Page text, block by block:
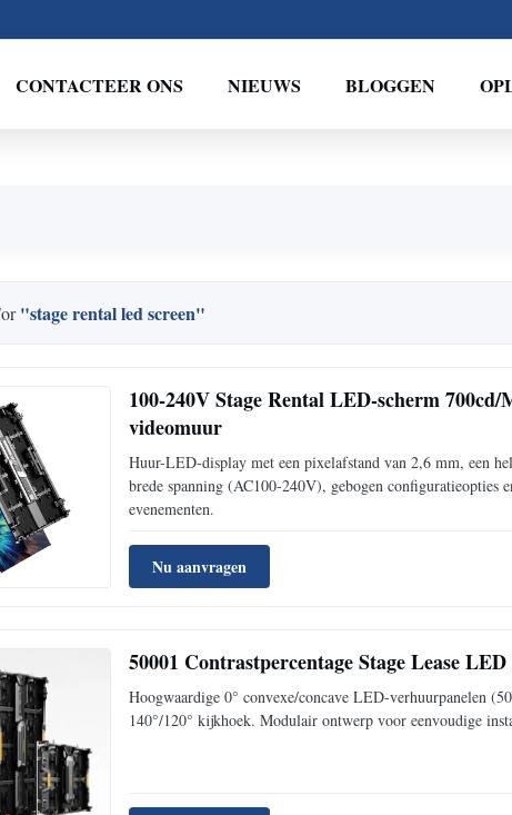
CONTACTEER ONS NIEUWS BLOGGEN
"stage rental led screen"
100-240V Stage Rental LED-scherm
videomuur
Huur-LED-display met een pixelafstand van 2,6 mm, een
brede spanning (AC100-240V), gebogen
evenementen.
Nu aanvragen
50001 Contrastpercentage Stage Lease
Hoogwaardige 0° convexe/concave LED-verhuurpanelen
140°/120° kijkhoek. Modulair ontwerp voor eenvoudige